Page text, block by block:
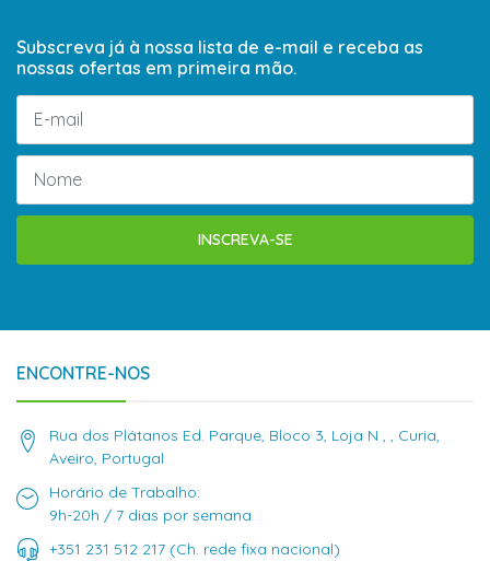
Subscreva já à nossa lista de e-mail e receba as
nossas ofertas em primeira mão.
INSCREVA-SE
ENCONTRE-NOS
Rua dos Plátanos Ed. Parque, Bloco 3, Loja N , , Curia,
Aveiro, Portugal
Horário de Trabalho:
9h-20h / 7 dias por semana
+351 231 512 217 (Ch. rede fixa nacional)